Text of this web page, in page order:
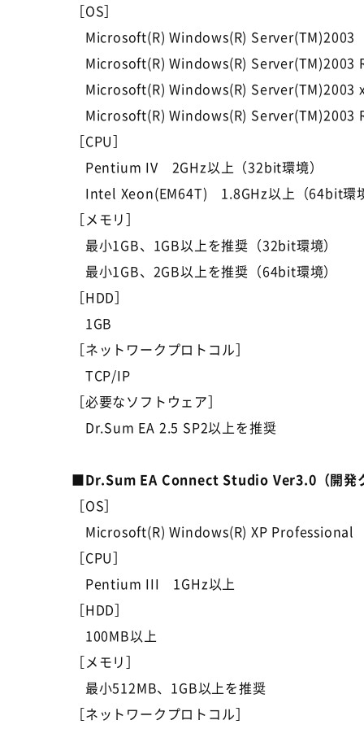
［OS］
Microsoft(R) Windows(R) Server(TM)2003
Microsoft(R) Windows(R) Server(TM)2003
Microsoft(R) Windows(R) Server(TM)2003
Microsoft(R) Windows(R) Server(TM)2003
［CPU］
Pentium IV 2GHz以上（32bit環境）
Intel Xeon(EM64T) 1.8GHz以上（64bit環境
［メモリ］
最小1GB、1GB以上を推奨（32bit環境）
最小1GB、2GB以上を推奨（64bit環境）
［HDD］
1GB
［ネットワークプロトコル］
TCP/IP
［必要なソフトウェア］
Dr.Sum EA 2.5 SP2以上を推奨
■Dr.Sum EA Connect Studio Ver3.0（開発ク
［OS］
Microsoft(R) Windows(R) XP Professional
［CPU］
Pentium III 1GHz以上
［HDD］
100MB以上
［メモリ］
最小512MB、1GB以上を推奨
［ネットワークプロトコル］